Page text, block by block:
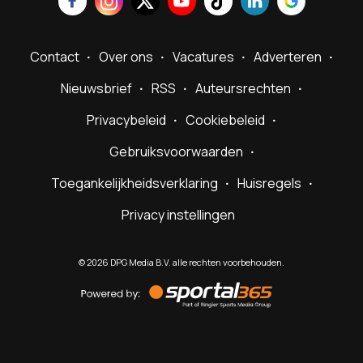
Contact Over ons Vacatures
Adverteren
Nieuwsbrief
RSS
Auteursrechten
Privacybeleid
Cookiebeleid
Gebruiksvoorwaarden
Toegankelijkheidsverklaring
Huisregels
Privacy instellingen
©2026 DPG Media B.V. alle rechten voorbehouden.
by
Sportal365